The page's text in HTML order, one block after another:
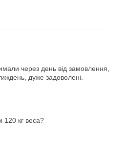
через день від замовлення,
дуже задоволені.
120 кг веса?